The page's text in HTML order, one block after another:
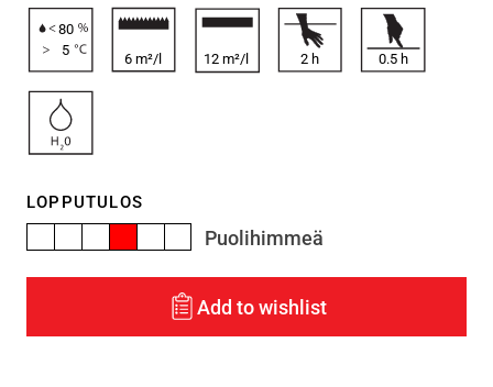
80
5
6 m²/l 12 m²/l 2 h 0.5 h
LOPPUTULOS
Puolihimmeä
Add to wishlist